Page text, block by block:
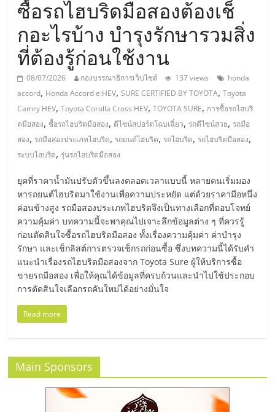
เอ
ส
เอ็
มอี
ไทย,
SMEs,
แฟ
รน
ไชส์,
ที่
ปรึกษา
แฟ
ซื้อรถไฮบริดมือสองต้องเช็
กอะไรบ้าง บำรุงรักษารวมสิ่ง
ที่ต้องรู้ก่อนใช้งาน
08/07/2026 กองบรรณาธิการเว็บไซต์ 137 views
honda
accord, Honda Accord e:HEV,SURE CERTIFIED BY TOYOTA,Toyota
Camry HEV,Toyota Corolla Cross HEV,TOYOTA SURE, การซื้อรถไฮบริ
ดมือสอง,ซื้อรถไฮบริดมือสอง, ดีไซน์สปอร์ตโฉบเฉี่ยว, รถดีไซน์สวย, รถมือ
สอง, รถมือสองประเภทไฮบริด, รถยนต์ไฮบริด, รถไฮบริด, รถไฮบริดมือสอง,
ระบบไฮบริด, รุ่นรถไฮบริดมือสอง
ยุคที่ราคาน้ำมันปรับตัวขึ้นลงตลอดเวลาแบบนี้ หลายคนเริ่มมอง
หารถยนต์ไฮบริดมาใช้งานเพื่อความประหยัด แต่ด้วยราคามือหนึ่ง
ค่อนข้างสูง รถมือสองประเภทไฮบริดจึงเป็นทางเลือกที่ตอบโจทย์
ความคุ้มค่า บทความนี้จะพาคุณไปเจาะลึกข้อมูลต่าง ๆ ที่ควรรู้
ก่อนตัดสินใจซื้อรถไฮบริดมือสอง ทั้งเรื่องความคุ้มค่า ค่าบำรุง
รักษา และเช็กลิสต์การตรวจเช็กรถก่อนซื้อ ซึ่งบทความนี้ได้รับคำ
แนะนำเรื่องรถไฮบริดมือสองจาก Toyota Sure ผู้ให้บริการซื้อ
ขายรถมือสอง เพื่อให้คุณได้ข้อมูลที่ครบถ้วนและนำไปใช้ประกอบ
การตัดสินใจเลือกรถคันใหม่ได้อย่างมั่นใจ
Read more
Main Sponsors